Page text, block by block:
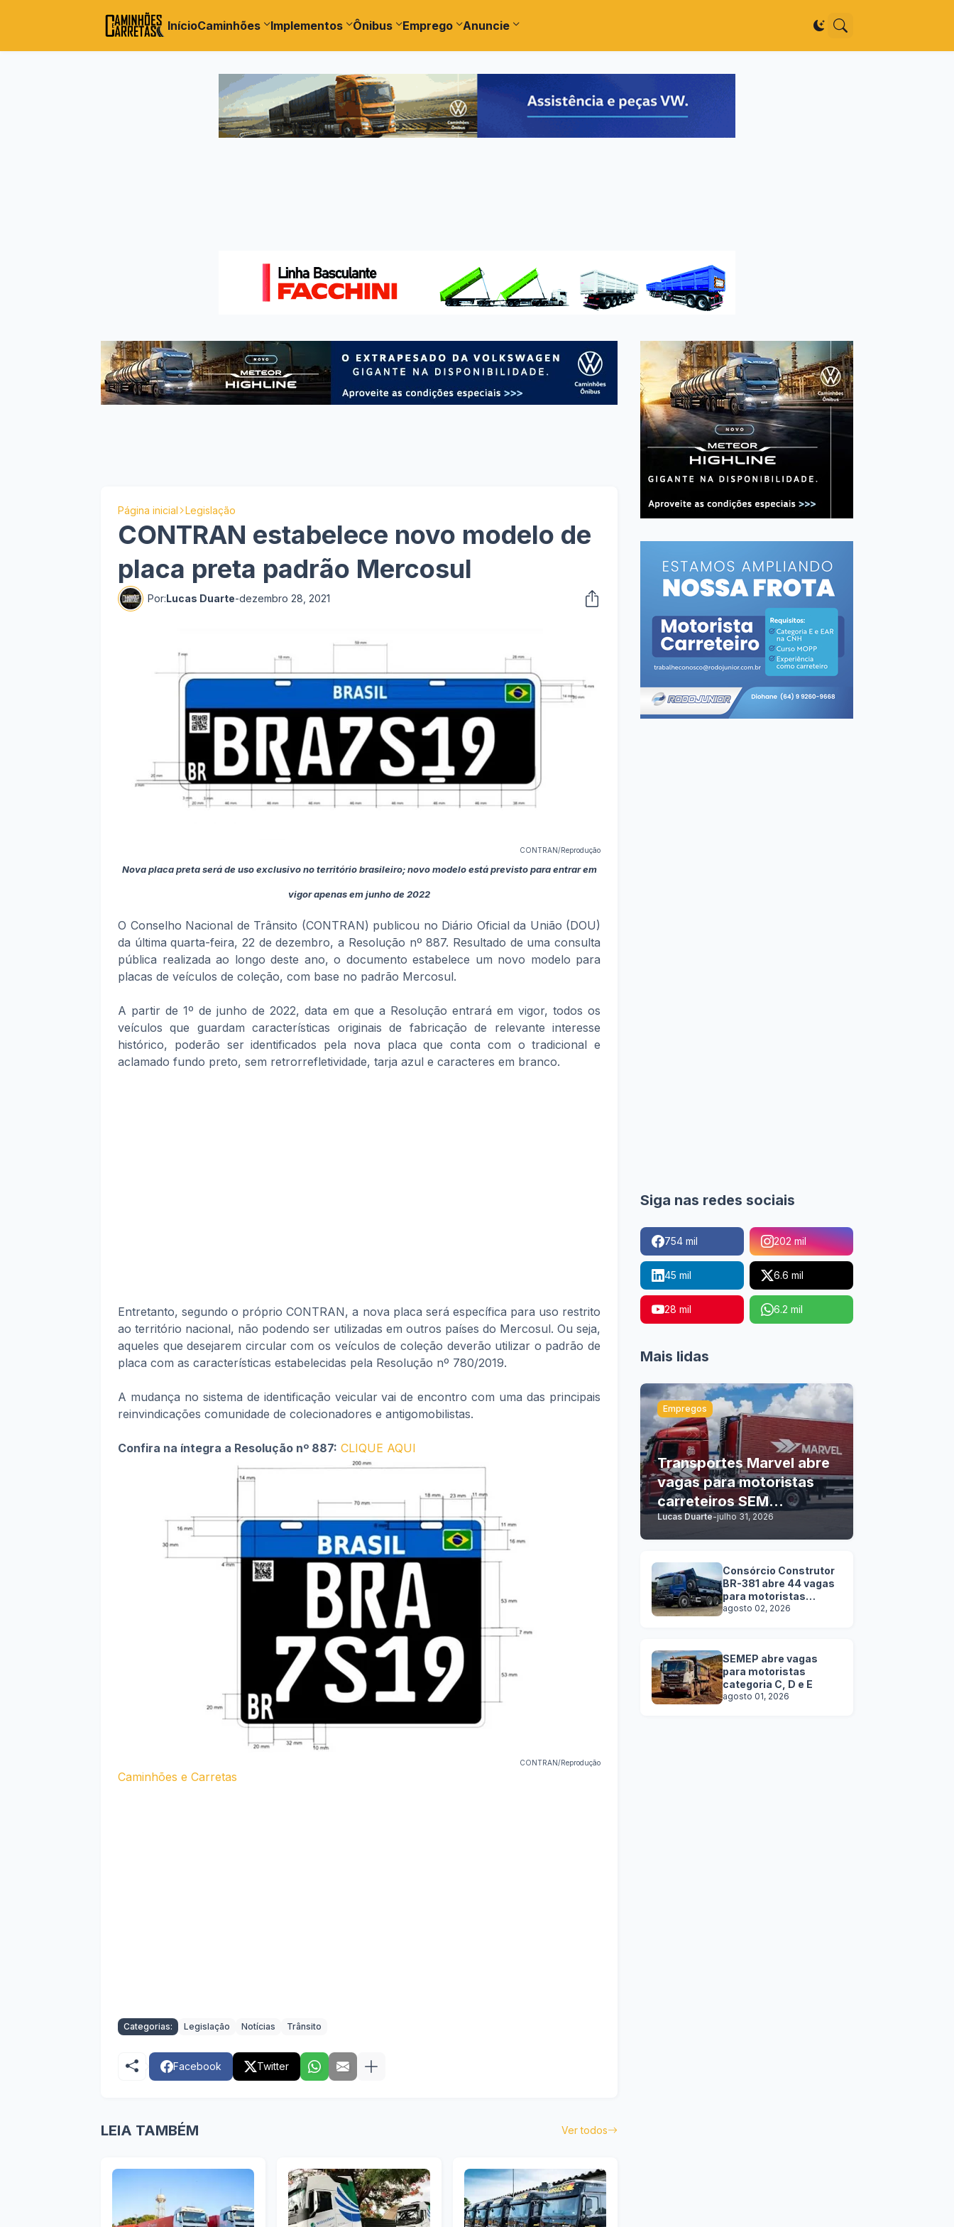
InícioCaminhões Implementos Ônibus Emprego Anuncie
Página inicial Legislação
CONTRAN estabelece novo modelo de
placa preta padrão Mercosul
Por:Lucas Duarte-dezembro 28, 2021
CONTRAN/Reprodução
Nova placa preta será de uso exclusivo no território brasileiro; novo modelo está previsto para entrar em
vigor apenas em junho de 2022
O Conselho Nacional de Trânsito (CONTRAN) publicou no Diário Oficial da União (DOU)
da última quarta-feira, 22 de dezembro, a Resolução nº 887. Resultado de uma consulta
pública realizada ao longo deste ano, o documento estabelece um novo modelo para
placas de veículos de coleção, com base no padrão Mercosul.
A partir de 1º de junho de 2022, data em que a Resolução entrará em vigor, todos os
veículos que guardam características originais de fabricação de relevante interesse
histórico, poderão ser identificados pela nova placa que conta com o tradicional e
aclamado fundo preto, sem retrorrefletividade, tarja azul e caracteres em branco.
Entretanto, segundo o próprio CONTRAN, a nova placa será específica para uso restrito
ao território nacional, não podendo ser utilizadas em outros países do Mercosul. Ou seja,
aqueles que desejarem circular com os veículos de coleção deverão utilizar o padrão de
placa com as características estabelecidas pela Resolução nº 780/2019.
A mudança no sistema de identificação veicular vai de encontro com uma das principais
reinvindicações comunidade de colecionadores e antigomobilistas.
Confira na íntegra a Resolução nº 887: CLIQUE AQUI
CONTRAN/Reprodução
Caminhões e Carretas
Categorias: Legislação Notícias Trânsito
Facebook Twitter
LEIA TAMBÉM Ver todos
Siga nas redes sociais
754 mil 202 mil
45 mil 6.6 mil
28 mil 6.2 mil
Mais lidas
Empregos
Transportes Marvel abre
vagas para motoristas
carreteiros SEM
EXPERIÊNCIA
Lucas Duarte-julho 31, 2026
Consórcio Construtor
BR-381 abre 44 vagas
para motoristas
categoria C, D e E
agosto 02, 2026
SEMEP abre vagas
para motoristas
categoria C, D e E
agosto 01, 2026